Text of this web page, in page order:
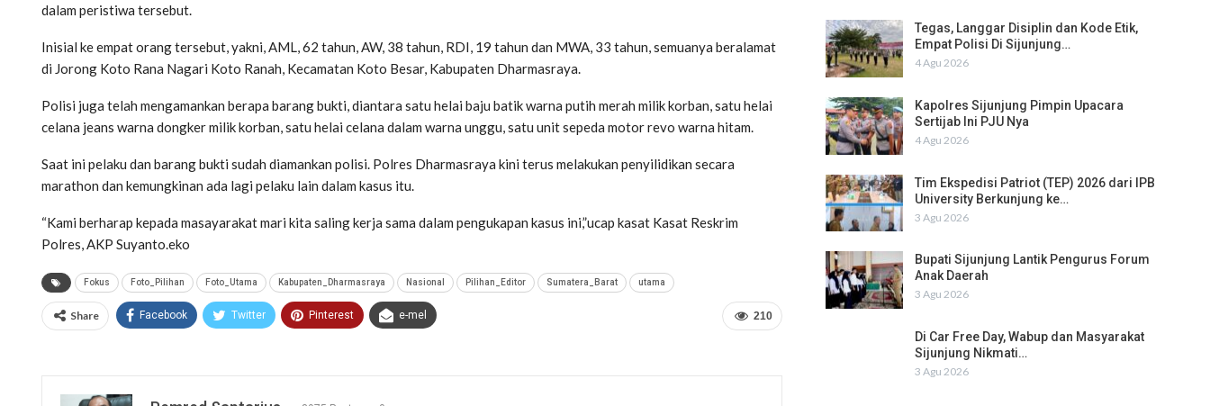
dalam peristiwa tersebut.
Inisial ke empat orang tersebut, yakni, AML, 62 tahun, AW, 38 tahun, RDI, 19 tahun dan MWA, 33 tahun, semuanya beralamat
di Jorong Koto Rana Nagari Koto Ranah, Kecamatan Koto Besar, Kabupaten Dharmasraya.
Polisi juga telah mengamankan berapa barang bukti, diantara satu helai baju batik warna putih merah milik korban, satu helai
celana jeans warna dongker milik korban, satu helai celana dalam warna unggu, satu unit sepeda motor revo warna hitam.
Saat ini pelaku dan barang bukti sudah diamankan polisi. Polres Dharmasraya kini terus melakukan penyilidikan secara
marathon dan kemungkinan ada lagi pelaku lain dalam kasus itu.
“Kami berharap kepada masayarakat mari kita saling kerja sama dalam pengukapan kasus ini,”ucap kasat Kasat Reskrim
Polres, AKP Suyanto.eko
Fokus Foto_Pilihan Foto_Utama Kabupaten_Dharmasraya Nasional Pilihan_Editor Sumatera_Barat utama
210
Share Facebook Twitter Pinterest e-mel
Tegas, Langgar Disiplin dan Kode Etik,
Empat Polisi Di Sijunjung…
4 Agu 2026
Kapolres Sijunjung Pimpin Upacara
Sertijab Ini PJU Nya
4 Agu 2026
Tim Ekspedisi Patriot (TEP) 2026 dari IPB
University Berkunjung ke…
3 Agu 2026
Bupati Sijunjung Lantik Pengurus Forum
Anak Daerah
3 Agu 2026
Di Car Free Day, Wabup dan Masyarakat
Sijunjung Nikmati…
3 Agu 2026